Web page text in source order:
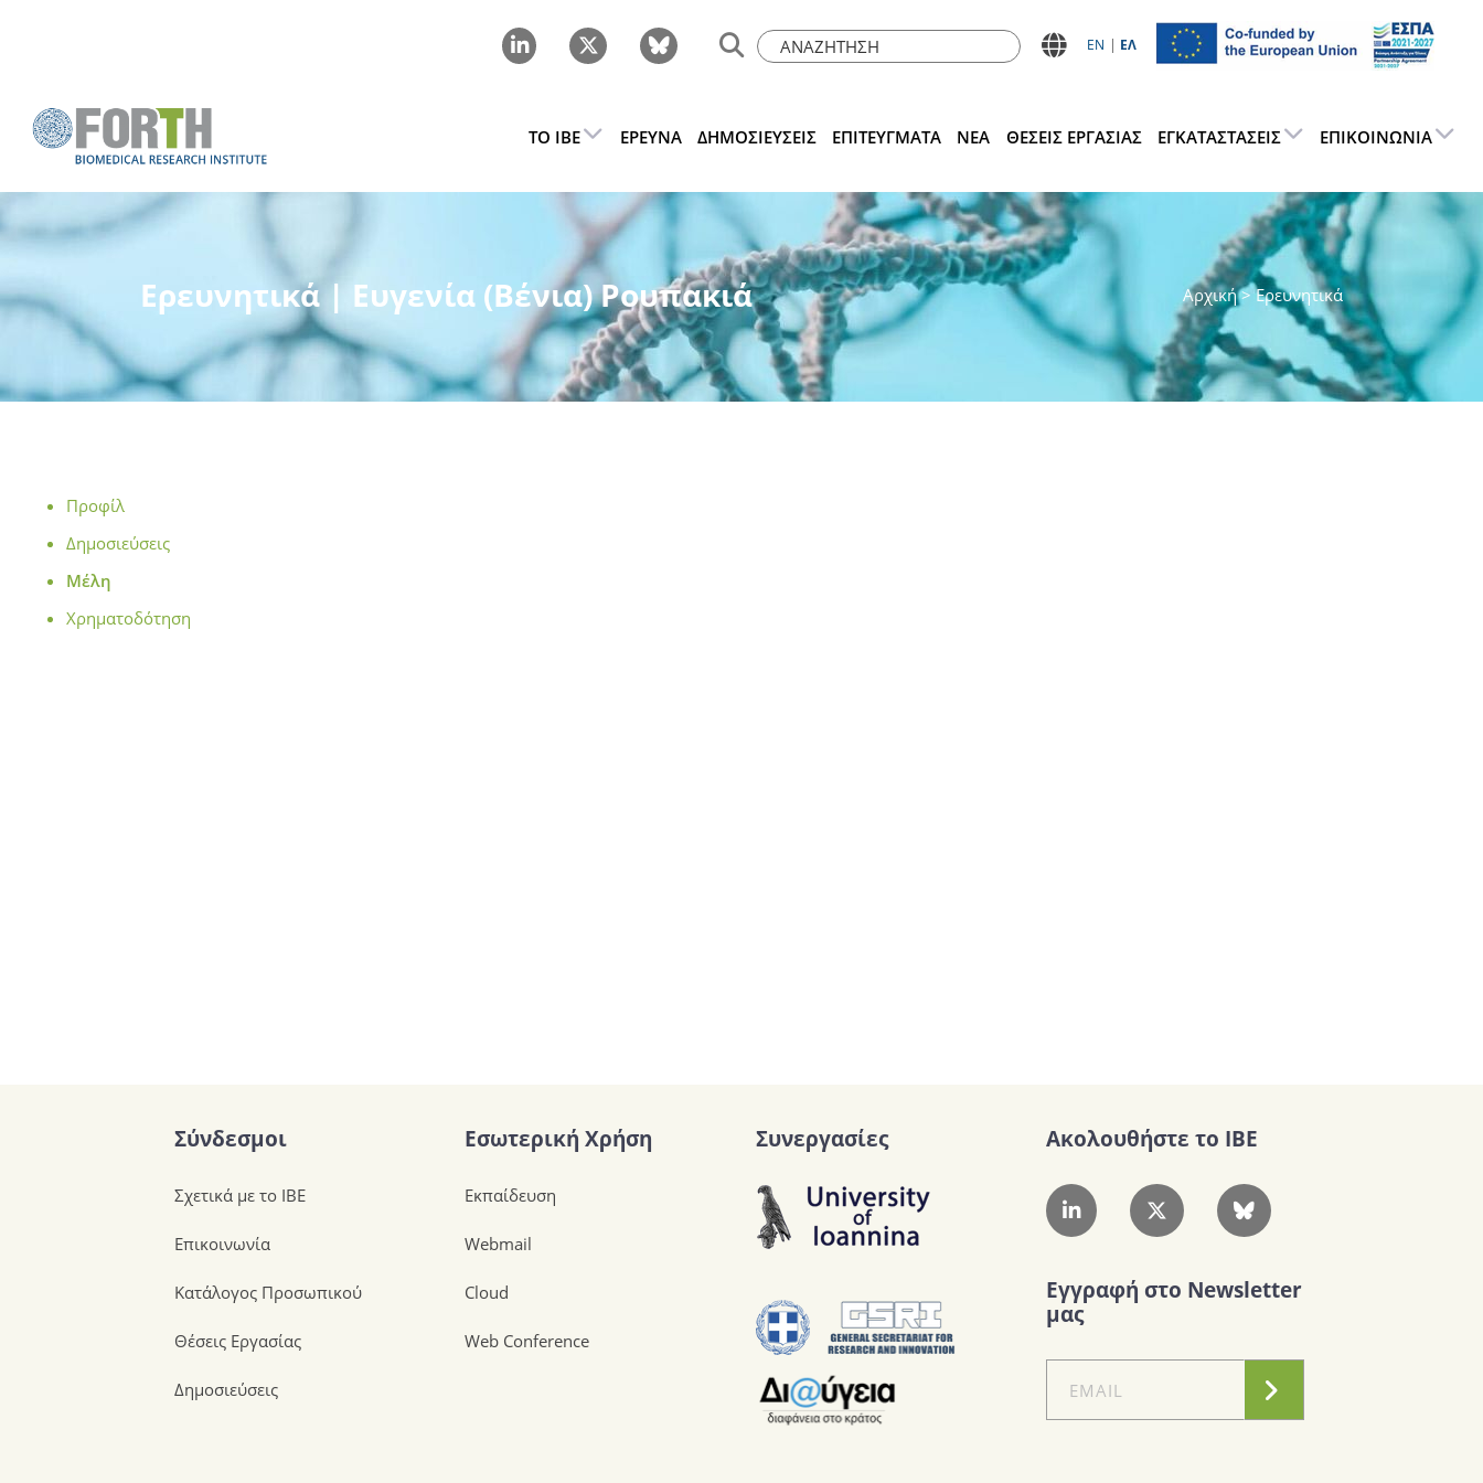
ΕN ΕΛ
ΤΟ IBE ΈΡΕΥΝΑ ΔΗΜΟΣΙΕΎΣΕΙΣ ΕΠΙΤΕΎΓΜΑΤΑ ΝΈΑ ΘΕΣΕΙΣ ΕΡΓΑΣΊΑΣ ΕΓΚΑΤΑΣΤΆΣΕΙΣ ΕΠΙΚΟΙΝΩΝΊΑ
Ερευνητικά | Ευγενία (Βένια) Ρουπακιά Αρχική> Ερευνητικά
Προφίλ
Δημοσιεύσεις
Μέλη
Χρηματοδότηση
Σύνδεσμοι
Σχετικά με το ΙΒΕ
Επικοινωνία
Κατάλογος Προσωπικού
Θέσεις Εργασίας
Δημοσιεύσεις
Εσωτερική Χρήση
Εκπαίδευση
Webmail
Cloud
Web Conference
Συνεργασίες Ακολουθήστε το IBE
Εγγραφή στο Newsletter
μας